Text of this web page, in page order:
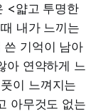
<얇고 투명한
내가 느끼는
쓴 기억이 남아
아 연약하게 느
이 느껴지는
아무것도 없는